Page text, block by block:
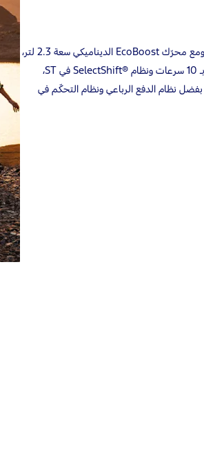
صُمّمت سيارة فورد إكسبلورر 2025® لتأخذك الى أبعد من المألوف. ومع محرّك EcoBoost الديناميكي سعة 2.3 لتر،
والمحرّك الأقوى سعة 3.0 لتر في طراز ST، الذي يأتي مع ناقل حركة بـ 10 سرعات ونظام SelectShift®‎ في ST،
نظام الدفع الرباعي ونظام التحكّم في